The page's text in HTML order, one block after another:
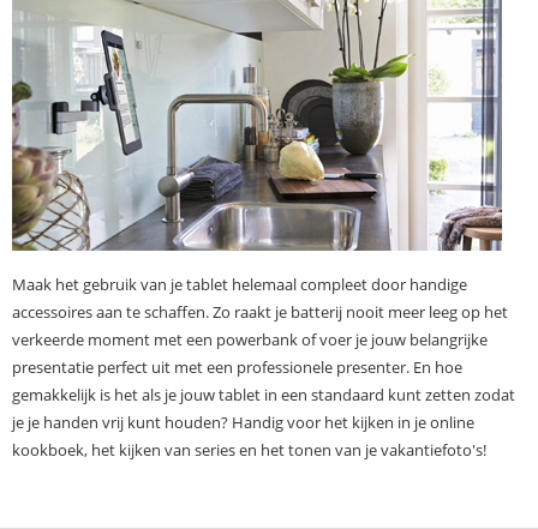
Maak het gebruik van je tablet helemaal compleet door handige
accessoires aan te schaffen. Zo raakt je batterij nooit meer leeg op het
verkeerde moment met een powerbank of voer je jouw belangrijke
presentatie perfect uit met een professionele presenter. En hoe
gemakkelijk is het als je jouw tablet in een standaard kunt zetten zodat
je je handen vrij kunt houden? Handig voor het kijken in je online
kookboek, het kijken van series en het tonen van je vakantiefoto's!